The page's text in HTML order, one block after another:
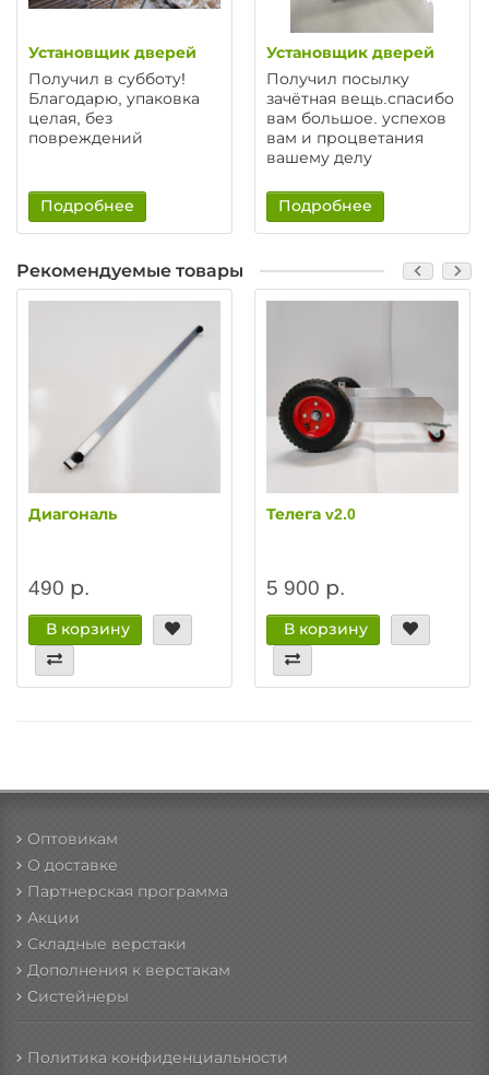
Установщик дверей
Получил в субботу!
Благодарю, упаковка
целая, без
повреждений
Подробнее
Установщик дверей
Получил посылку
зачётная вещь.спасибо
вам большое. успехов
вам и процветания
вашему делу
Подробнее
Рекомендуемые товары
Диагональ
490 р.
В корзину
Телега v2.0
5 900 р.
В корзину
Оптовикам
О доставке
Партнерская программа
Акции
Складные верстаки
Дополнения к верстакам
Cистейнеры
Политика конфиденциальности